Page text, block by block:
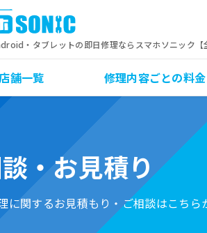
・タブレットの即日修理ならスマホソニック【
店舗一覧 修理内容ごとの料金
・お見積り
に関するお見積もり・ご相談はこちら